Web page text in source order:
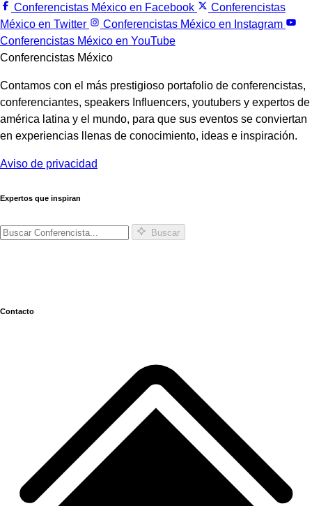
Conferencistas México en Facebook
Conferencistas
México en Twitter
Conferencistas México en Instagram
Conferencistas México en YouTube
Conferencistas México
Contamos con el más prestigioso portafolio de conferencistas,
conferenciantes, speakers Influencers, youtubers y expertos de
américa latina y el mundo, para que sus eventos se conviertan
en experiencias llenas de conocimiento, ideas e inspiración.
Aviso de privacidad
Expertos que inspiran
Buscar
Contacto